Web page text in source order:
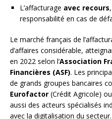
L’affacturage avec recours
responsabilité en cas de
Le marché français de
d’affaires considérable,
en 2022 selon l’Association
Financières (ASF). Les
de grands groupes bancaires
Eurofactor (Crédit Agricole) ou
aussi des acteurs spécialisés
avec la digitalisation du secteur.